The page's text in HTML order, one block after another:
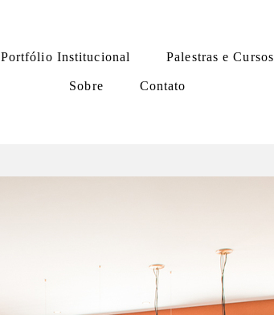
Portfólio Institucional Palestras e Cursos
Sobre Contato